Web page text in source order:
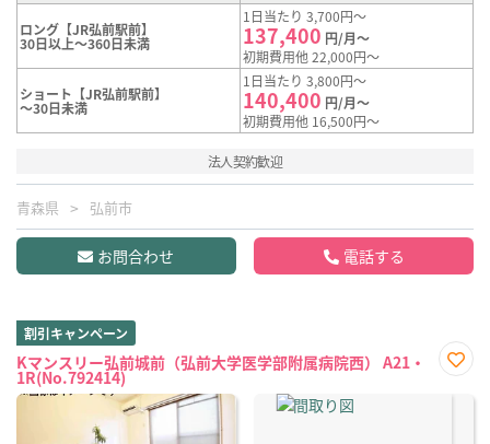
ロング【JR弘前駅前】
30日以上～360日未満
1日当たり 3,700円～
137,400 円/月～
初期費用他 22,000円～
ショート【JR弘前駅前】
～30日未満
1日当たり 3,800円～
140,400 円/月～
初期費用他 16,500円～
法人契約歓迎
青森県 弘前市
お問合わせ 電話する
割引キャンペーン
Kマンスリー弘前城前（弘前大学医学部附属病院西） A21・
1R(No.792414)
に入